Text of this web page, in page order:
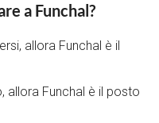
a Funchal?
allora Funchal è il
allora Funchal è il posto